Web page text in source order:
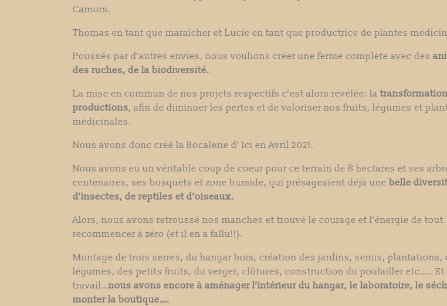
Camors.
Thomas en tant que maraîcher et Lucie en tant que productrice de plantes
Poussés par d’autres envies, nous voulions créer une ferme complète avec des
des ruches, de la biodiversité.
La mise en commun de nos projets respectifs c’est alors révélée: la
productions, afin de diminuer les pertes et de valoriser nos fruits, légumes et
médicinales.
Nous avons donc créé la Bocalerie d’ Ici en Avril 2021.
Nous avons eu un véritable coup de coeur pour ce terrain de 8 hectares et ses
centenaires, ses bosquets et zone humide, qui présageaient déjà une belle
d’insectes, de reptiles et d’oiseaux.
Alors, nous avons retroussé nos manches et trouvé le courage et l’énergie de tout
recommencer à zéro (et il en a fallu!!).
Montage de trois serres, du hangar bois, création des jardins, semis, plantations,
légumes, des petits fruits, du verger, clôtures, construction du poulailler etc….. Et
travail…nous avons encore à aménager l’intérieur du hangar, le laboratoire, le
monter la boutique….